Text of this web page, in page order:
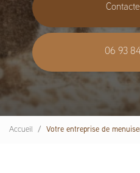
06 93
Accueil Votre entreprise de